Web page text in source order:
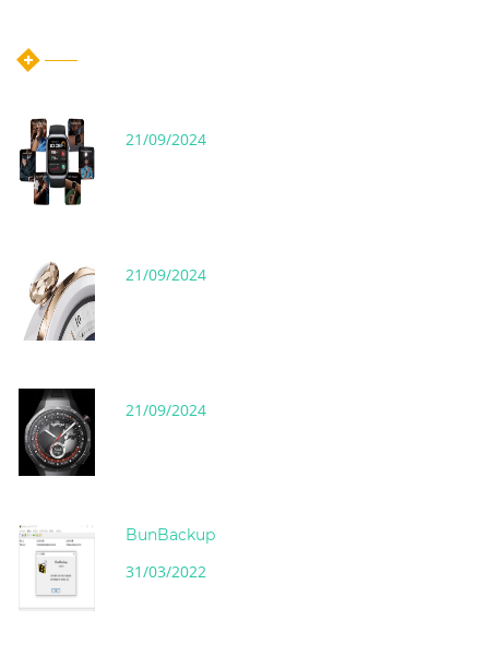
21/09/2024
21/09/2024
21/09/2024
BunBackup
31/03/2022